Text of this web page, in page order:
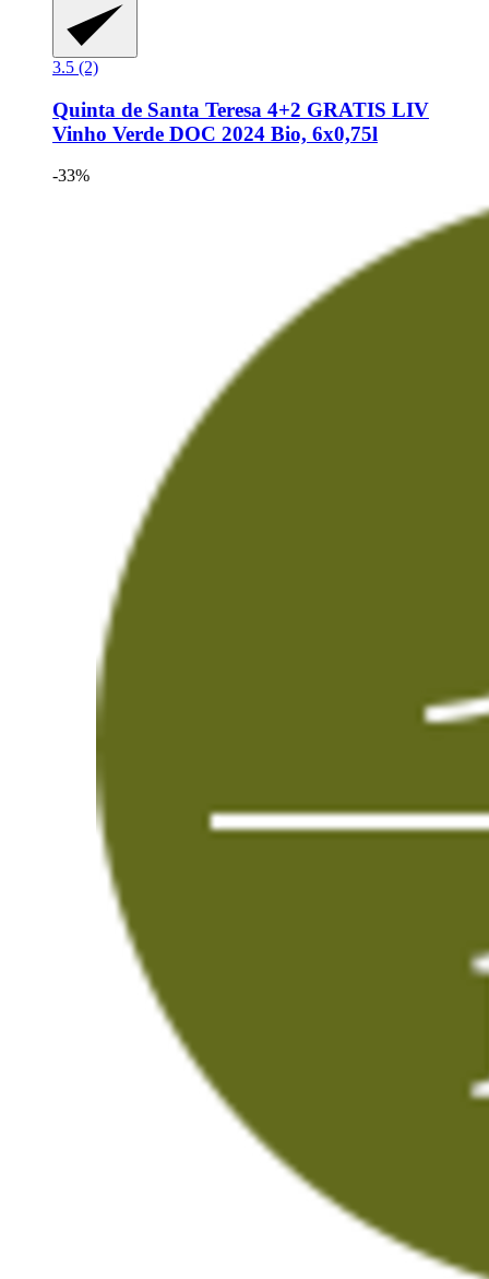
3.5 (2)
Quinta de Santa Teresa 4+2 GRATIS LIV
Vinho Verde DOC 2024 Bio, 6x0,75l
-33%